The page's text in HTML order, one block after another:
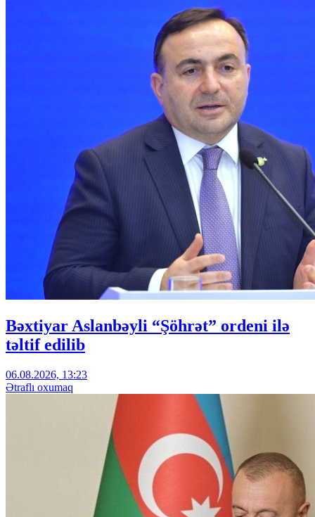
Bəxtiyar Aslanbəyli “Şöhrət” ordeni ilə
təltif edilib
06.08.2026, 13:23
Ətraflı oxumaq